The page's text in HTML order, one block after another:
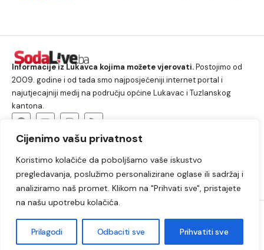
Cijenimo vašu privatnost
Koristimo kolačiće da poboljšamo vaše iskustvo
pregledavanja, poslužimo personalizirane oglase ili sadržaj i
analiziramo naš promet. Klikom na "Prihvati sve", pristajete
na našu upotrebu kolačića.
Prilagodi Odbaciti sve Prihvatiti sve
Informacije iz Lukavca kojima možete vjerovati.Postojimo od
2009. godine i od tada smo najposjećeniji internet portal i
najutjecajniji medij na području općine Lukavac i Tuzlanskog
kantona.
Lukavac Društvo Crna hronika
Sport
Kultura
Kolumne Slobodno vrijeme